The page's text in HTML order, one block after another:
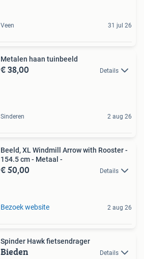
Veen 31 jul 26
Metalen haan tuinbeeld
€ 38,00 Details
Sinderen 2 aug 26
Beeld, XL Windmill Arrow with Rooster -
154.5 cm - Metaal -
€ 50,00 Details
Bezoek website 2 aug 26
Spinder Hawk fietsendrager
Bieden Details